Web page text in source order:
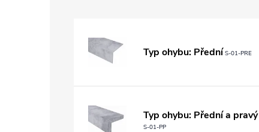
Typ ohybu: Přední S-01-PRE
Typ ohybu: Přední a pravý
S-01-PP